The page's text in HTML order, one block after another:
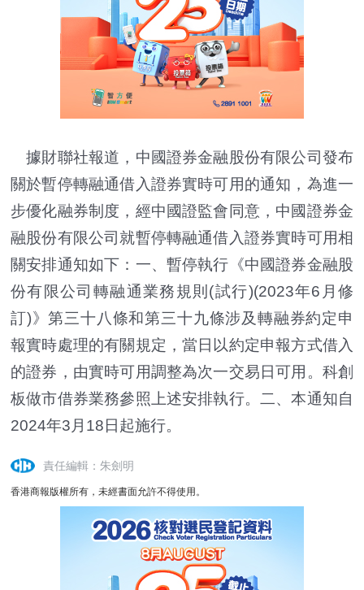
據財聯社報道，中國證券金融股份有限公司發布
關於暫停轉融通借入證券實時可用的通知，為進一
步優化融券制度，經中國證監會同意，中國證券金
融股份有限公司就暫停轉融通借入證券實時可用相
關安排通知如下：一、暫停執行《中國證券金融股
份有限公司轉融通業務規則(試行)(2023年6月修
訂)》第三十八條和第三十九條涉及轉融券約定申
報實時處理的有關規定，當日以約定申報方式借入
的證券，由實時可用調整為次一交易日可用。科創
板做市借券業務參照上述安排執行。二、本通知自
2024年3月18日起施行。
責任編輯：朱劍明
香港商報版權所有，未經書面允許不得使用。